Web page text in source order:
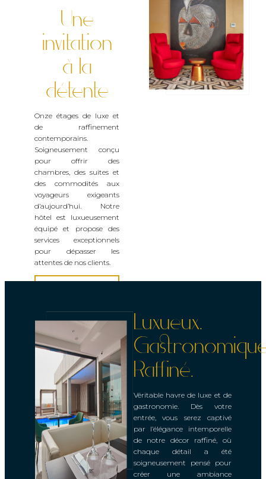
Une
invitation
à la
détente
Onze étages de luxe et
de raffinement
contemporains.
Soigneusement conçu
pour offrir des
chambres, des suites et
des commodités aux
voyageurs exigeants
d’aujourd’hui. Notre
hôtel est luxueusement
équipé et propose des
services exceptionnels
pour dépasser les
attentes de nos clients.
Luxueux.
Raffiné.
Véritable havre de luxe et de
gastronomie. Dès votre
entrée, vous serez captivé
par l’élégance intemporelle
de notre décor raffiné, où
chaque détail a été
soigneusement pensé pour
créer une ambiance